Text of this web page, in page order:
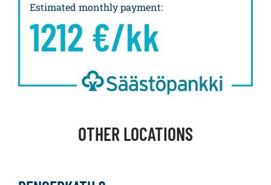
Estimated monthly payment:
1212 €/kk
OTHER LOCATIONS